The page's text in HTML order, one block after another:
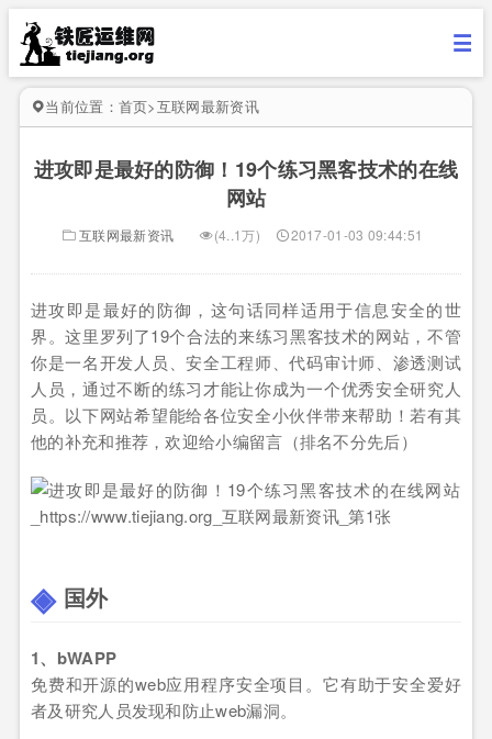
当前位置： 首页>互联网最新资讯
进攻即是最好的防御！19个练习黑客技术的在线
网站
互联网最新资讯 (4..1万) 2017-01-03 09:44:51
进攻即是最好的防御，这句话同样适用于信息安全的世
界。这里罗列了19个合法的来练习黑客技术的网站，不管
你是一名开发人员、安全工程师、代码审计师、渗透测试
人员，通过不断的练习才能让你成为一个优秀安全研究人
员。以下网站希望能给各位安全小伙伴带来帮助！若有其
他的补充和推荐，欢迎给小编留言（排名不分先后）
国外
1、bWAPP
免费和开源的web应用程序安全项目。它有助于安全爱好
者及研究人员发现和防止web漏洞。